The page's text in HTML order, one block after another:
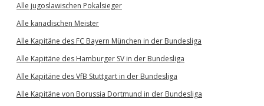
Alle jugoslawischen Pokalsieger
Alle kanadischen Meister
Alle Kapitäne des FC Bayern München in der Bundesliga
Alle Kapitäne des Hamburger SV in der Bundesliga
Alle Kapitäne des VfB Stuttgart in der Bundesliga
Alle Kapitäne von Borussia Dortmund in der Bundesliga